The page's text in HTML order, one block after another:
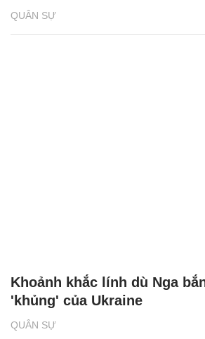
QUÂN SỰ
QUÂN SỰ
Khoảnh khắc lính dù Nga
'khủng' của Ukraine